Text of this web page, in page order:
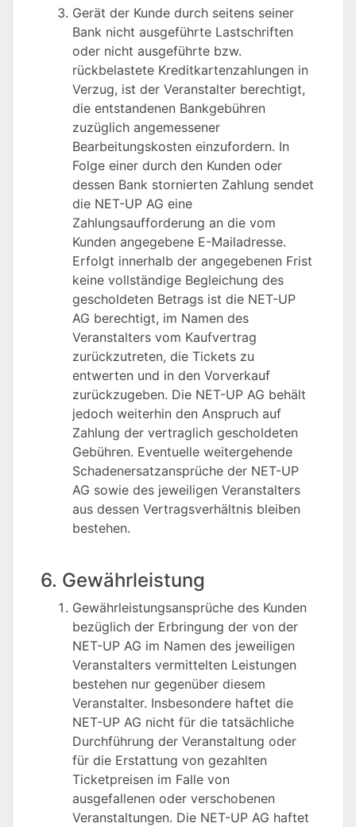
Gerät der Kunde durch seitens seiner
Bank nicht ausgeführte Lastschriften
oder nicht ausgeführte bzw.
rückbelastete Kreditkartenzahlungen in
Verzug, ist der Veranstalter berechtigt,
die entstandenen Bankgebühren
zuzüglich angemessener
Bearbeitungskosten einzufordern. In
Folge einer durch den Kunden oder
dessen Bank stornierten Zahlung sendet
die NET-UP AG eine
Zahlungsaufforderung an die vom
Kunden angegebene E-Mailadresse.
Erfolgt innerhalb der angegebenen Frist
keine vollständige Begleichung des
gescholdeten Betrags ist die NET-UP
AG berechtigt, im Namen des
Veranstalters vom Kaufvertrag
zurückzutreten, die Tickets zu
entwerten und in den Vorverkauf
zurückzugeben. Die NET-UP AG behält
jedoch weiterhin den Anspruch auf
Zahlung der vertraglich gescholdeten
Gebühren. Eventuelle weitergehende
Schadenersatzansprüche der NET-UP
AG sowie des jeweiligen Veranstalters
aus dessen Vertragsverhältnis bleiben
bestehen.
6. Gewährleistung
Gewährleistungsansprüche des Kunden
bezüglich der Erbringung der von der
NET-UP AG im Namen des jeweiligen
Veranstalters vermittelten Leistungen
bestehen nur gegenüber diesem
Veranstalter. Insbesondere haftet die
NET-UP AG nicht für die tatsächliche
Durchführung der Veranstaltung oder
für die Erstattung von gezahlten
Ticketpreisen im Falle von
ausgefallenen oder verschobenen
Veranstaltungen. Die NET-UP AG haftet